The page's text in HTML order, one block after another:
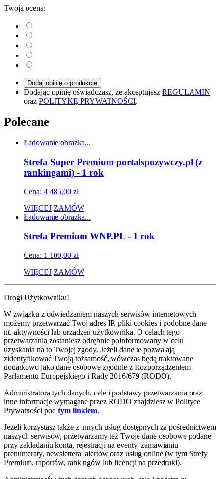
Twoja ocena:
Dodaj opinię o produkcie
Dodając opinię oświadczasz, że akceptujesz REGULAMIN
oraz POLITYKĘ PRYWATNOŚCI.
Polecane
Ładowanie obrazka...
Strefa Super Premium portalspozywczy.pl (z
rankingami) - 1 rok
Cena: 4 485,00 zł
WIĘCEJ ZAMÓW
Ładowanie obrazka...
Strefa Premium WNP.PL - 1 rok
Cena: 1 100,00 zł
WIĘCEJ ZAMÓW
Drogi Użytkowniku!
W związku z odwiedzaniem naszych serwisów internetowych
możemy przetwarzać Twój adres IP, pliki cookies i podobne dane
nt. aktywności lub urządzeń użytkownika. O celach tego
przetwarzania zostaniesz odrębnie poinformowany w celu
uzyskania na to Twojej zgody. Jeżeli dane te pozwalają
zidentyfikować Twoją tożsamość, wówczas będą traktowane
dodatkowo jako dane osobowe zgodnie z Rozporządzeniem
Parlamentu Europejskiego i Rady 2016/679 (RODO).
Administratora tych danych, cele i podstawy przetwarzania oraz
inne informacje wymagane przez RODO znajdziesz w Polityce
Prywatności pod tym linkiem.
Jeżeli korzystasz także z innych usług dostępnych za pośrednictwem
naszych serwisów, przetwarzamy też Twoje dane osobowe podane
przy zakładaniu konta, rejestracji na eventy, zamawianiu
prenumeraty, newslettera, alertów oraz usług online (w tym Strefy
Premium, raportów, rankingów lub licencji na przedruki).